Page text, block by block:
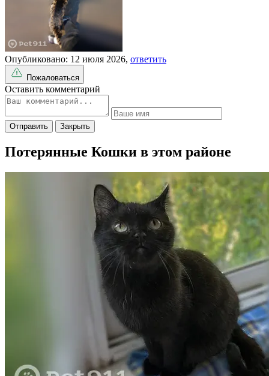
Опубликовано: 12 июля 2026, ответить
Пожаловаться
Оставить комментарий
Отправить Закрыть
Потерянные Кошки в этом районе